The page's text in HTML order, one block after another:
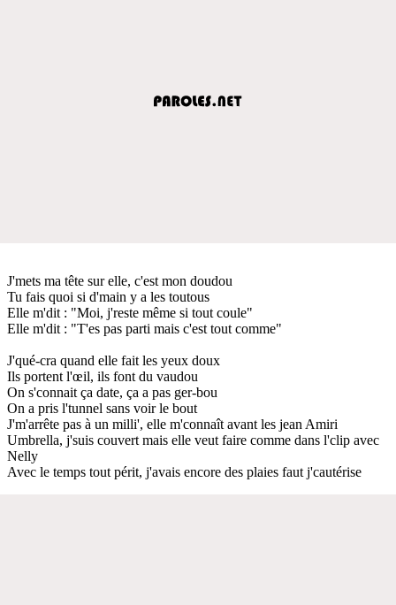
J'mets ma tête sur elle, c'est mon doudou
Tu fais quoi si d'main y a les toutous
Elle m'dit : "Moi, j'reste même si tout coule"
Elle m'dit : "T'es pas parti mais c'est tout comme"
J'qué-cra quand elle fait les yeux doux
Ils portent l'œil, ils font du vaudou
On s'connait ça date, ça a pas ger-bou
On a pris l'tunnel sans voir le bout
J'm'arrête pas à un milli', elle m'connaît avant les jean Amiri
Umbrella, j'suis couvert mais elle veut faire comme dans l'clip avec
Nelly
Avec le temps tout périt, j'avais encore des plaies faut j'cautérise